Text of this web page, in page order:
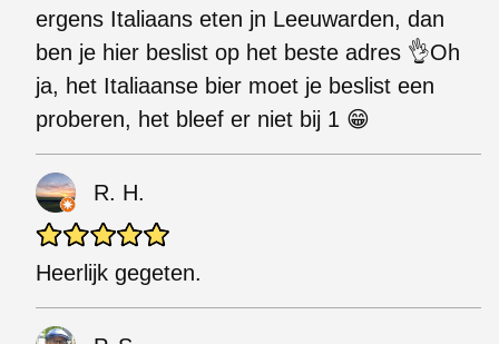
ergens Italiaans eten jn Leeuwarden, dan
ben je hier beslist op het beste adres 👌Oh
ja, het Italiaanse bier moet je beslist een
proberen, het bleef er niet bij 1 😁
R. H.
Heerlijk gegeten.